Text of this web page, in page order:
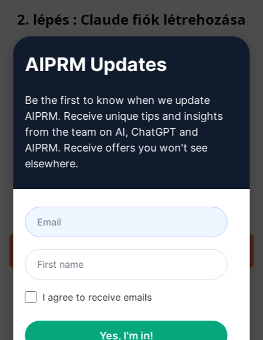
2. lépés : Claude fiók létrehozása
Kattintson ide, hogy megtudja,
fiókot
Próbálja ki a promptot most a Claude-on
AIPRM Updates
Be the first to know when we update
AIPRM. Receive unique tips and insights
from the team on AI, ChatGPT and
AIPRM. Receive offers you won't see
elsewhere.
I agree to receive emails
Yes, I'm in!